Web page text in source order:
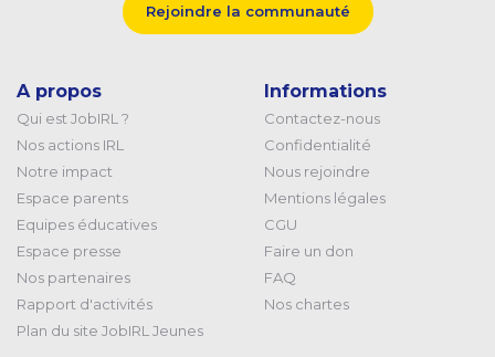
Rejoindre la communauté
A propos
Qui est JobIRL ?
Nos actions IRL
Notre impact
Espace parents
Equipes éducatives
Espace presse
Nos partenaires
Rapport d'activités
Plan du site JobIRL Jeunes
Informations
Contactez-nous
Confidentialité
Nous rejoindre
Mentions légales
CGU
Faire un don
FAQ
Nos chartes